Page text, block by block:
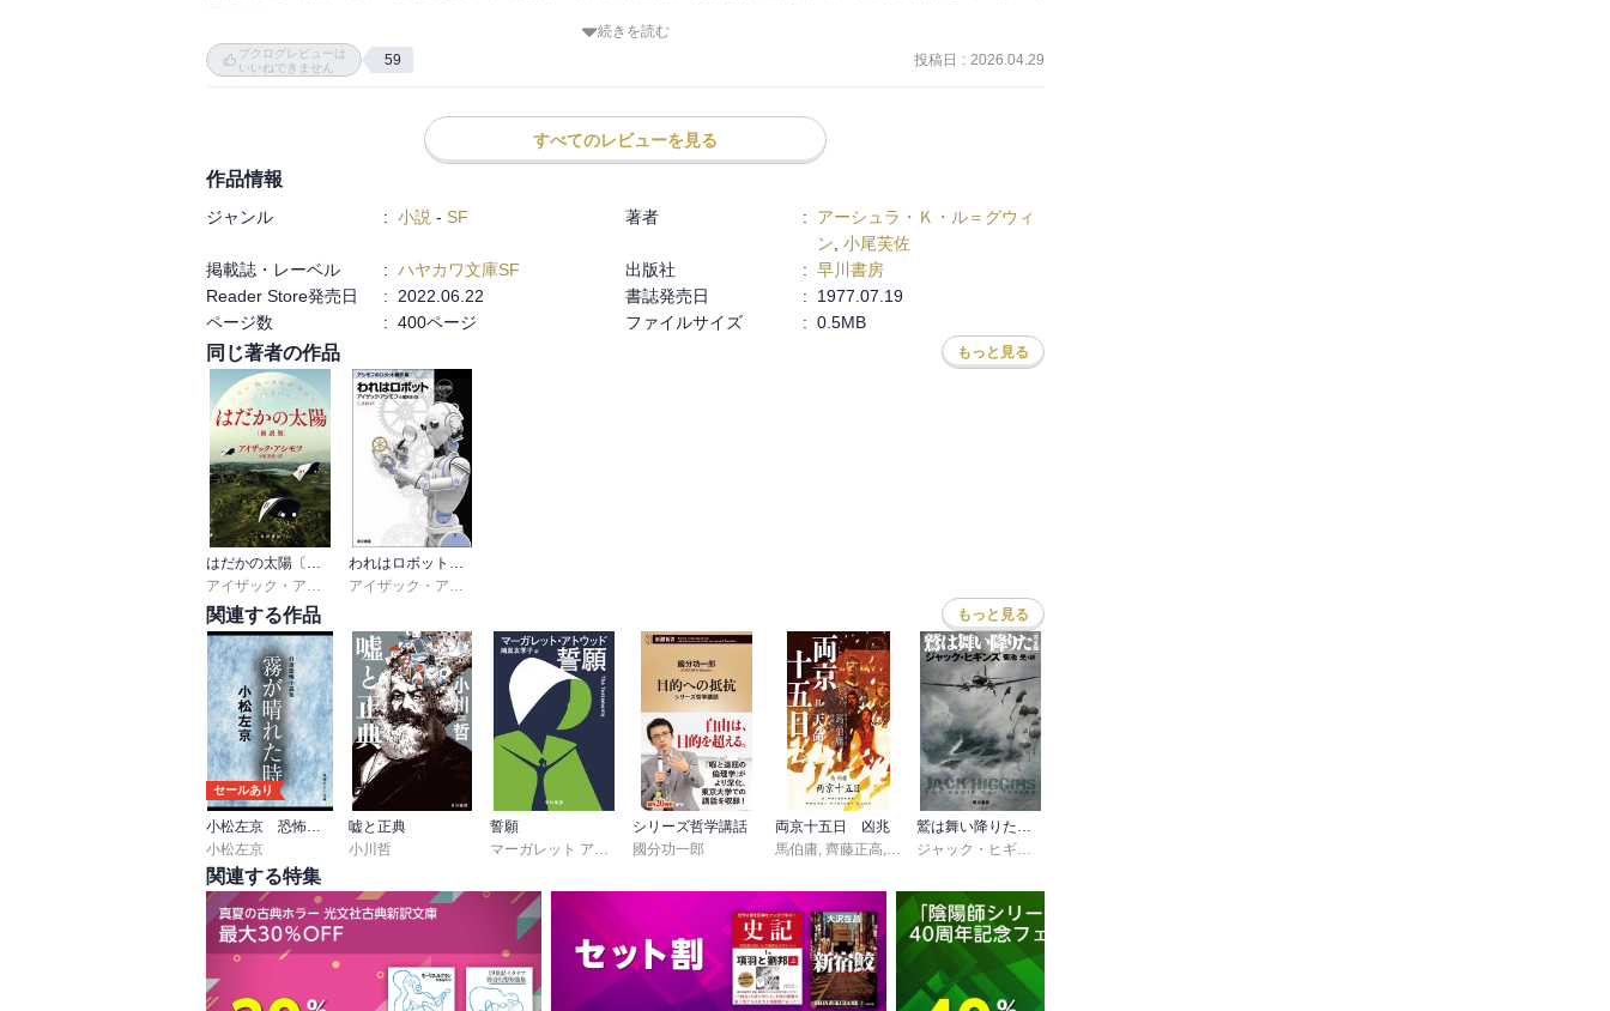
現実世界でもあるわ
両性具有の星の物語を読んで「性差」って何？そこを乗り越えるには何が必要？を考える
まずは相互理解だよね〜
なかなか難しいけど
じゃあなぜ読まねばならなかったか？
さてこの作品。1960年代後半に出版されたSF小説です(古っ！)。そしてこれはSFなのか？内容が非常に文学的
軸は人間ドラマなんです。生物が生きられない究極の世界で育まれる信頼と友情。そして禁断の愛情。そう！や
じゃあ何がSFか？
世界観です。繰り返しますが作者はこの世界観で何作も小説を書いている。
はるかな過去、超高度な文明を持つ惑星ハインの人々(人類という種の祖)が数多くの居住可能な惑星に人間型生
命の種をまいたことに始まる世界観。
そこから、幾多の文明の衰亡、戦争、分裂を経て、エクーメンという星間連合体が組織されている。
本作の舞台となる極寒の惑星ゲセンは星間連合体に属さない最後の星系。そして古の昔、ハイン人による遺伝子
実験の結果、住人は両性具有！
そして、この星の人々には生理サイクルがあり、ケメルと呼ばれる短期の発情期が唯一雌雄に分かれるタイミン
グ。一方は出っ張り、一方は窪み・・・。
人々は何度かのケメルで複数の子を産むが、父であったり母であったりするというもの。
物語はエクーメンから、ゲセンを星間連合体に加盟させるために使節として派遣されたゲンリー・アイとゲセン
国家の首相たるハルス・エストラーベンとの物語。
ゲセンには大きく2大国家があり、アイはどちらの国家においても政略・策略に利用され収監され、使命を果た
すどころか命の危機に晒され続ける。そんなアイを唯一信じ、エクーメンへの加盟がゲセンが発展するために必
須だと信じ続けたエストラーベン。
囚われの身であったアイをエストラーベンは脱獄させ、極寒の氷原・凍土を僅かな食料のみで100日に渡る脱出
行を決行！旅の中で微妙に変化していく二人の関係が、本作の最大の読みどころ。物語の後半1/3からの圧倒的
なクライマックスで★5つです。
そうそう。何かしら意味があると思われるタイトルの「闇の左手」。決して怪しいものではございませぬ。
光は暗闇の左手・・・。暗闇は光の右手・・・。
作者の根底には二元論があるようです。光と闇、太陽と影、男と女、生と死、恐怖と勇気、背徳と忠誠、左手と
右手・・・。対立するんだけどバランスの取れたふたつのもののイマージュ。
続きを読む
ブクログレビューは
いいねできません
59 投稿日 : 2026.04.29
すべてのレビューを見る
作品情報
ジャンル : 小説 - SF 著者 :
アーシュラ・Ｋ・ル＝グウィ
ン 小尾芙佐
掲載誌・レーベル
: ハヤカワ文庫SF 出版社 : 早川書房
Reader Store発売日
: 2022.06.22 書誌発売日 :
1977.07.19
ページ数
: 400ページ ファイルサイズ : 0.5MB
同じ著者の作品 もっと見る
はだかの太陽〔新訳版〕
アイザック・アシモフ
,小尾芙佐
われはロボット〔決定版〕
アイザック・アシモフ
関連する作品 もっと見る
セールあり
小松左京
嘘と正典
小川哲
誓願
,鴻巣 友季子
シリーズ哲学講話
國分功一郎
両京十五日 凶兆
馬伯庸 齊藤正高 泊功
関連する特集